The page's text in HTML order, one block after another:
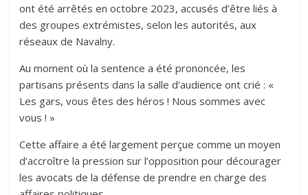
ont été arrêtés en octobre 2023, accusés d’être liés à
des groupes extrémistes, selon les autorités, aux
réseaux de Navalny.
Au moment où la sentence a été prononcée, les
partisans présents dans la salle d’audience ont crié : «
Les gars, vous êtes des héros ! Nous sommes avec
vous ! »
Cette affaire a été largement perçue comme un moyen
d’accroître la pression sur l’opposition pour décourager
les avocats de la défense de prendre en charge des